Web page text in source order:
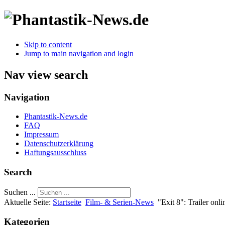
Skip to content
Jump to main navigation and login
Nav view search
Navigation
Phantastik-News.de
FAQ
Impressum
Datenschutzerklärung
Haftungsausschluss
Search
Suchen ...
Aktuelle Seite: Startseite Film- & Serien-News "Exit 8": Trailer
Kategorien